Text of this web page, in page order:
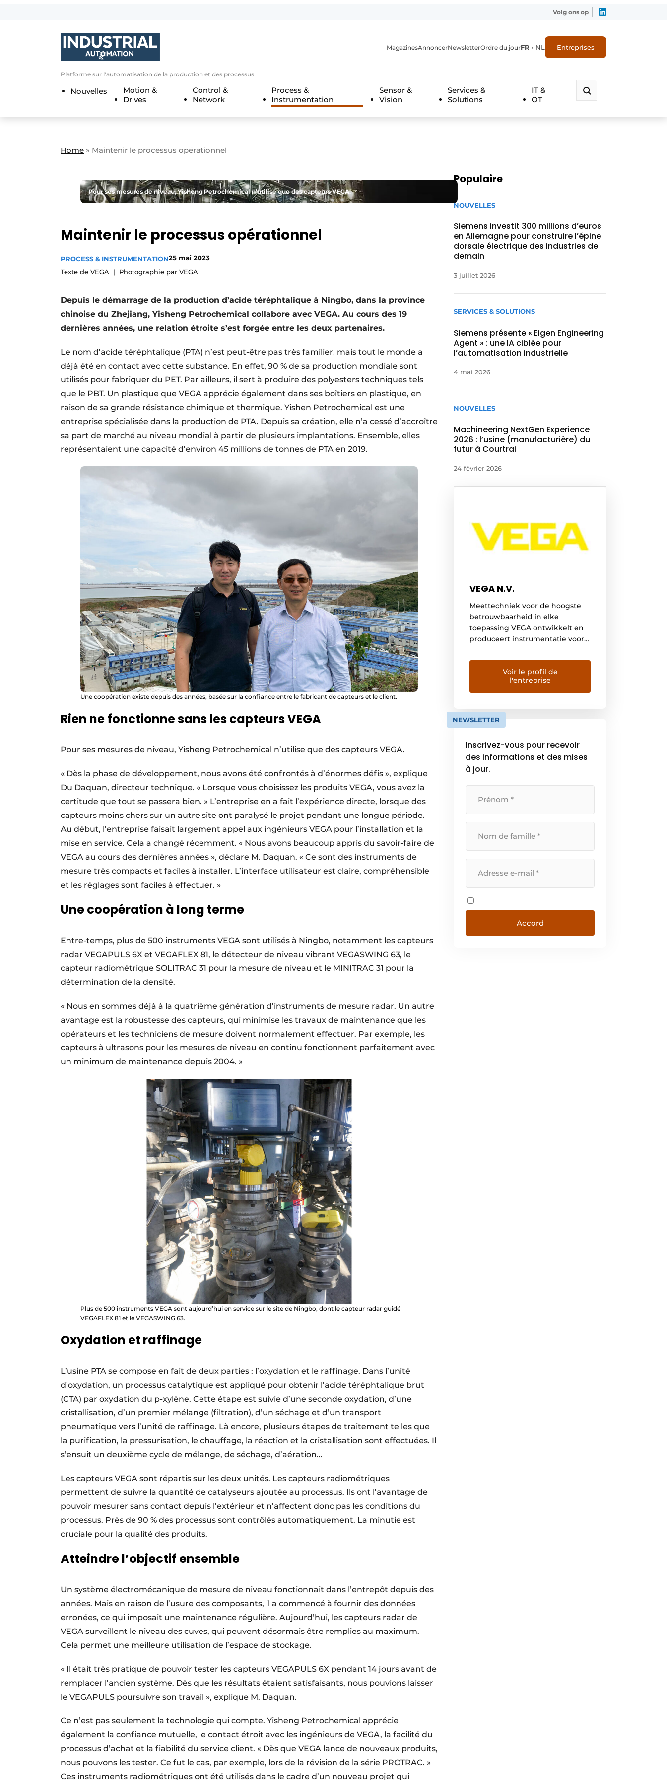
Contact
Eigen content aanleveren
Emploi
EntreprisesMerci de votre inscription
S’inscrire
Home
Meest gelezen
Podcasts
S’inscrire
Termes et conditions
Video’s
Volg ons op
Platforme sur l'automatisation de la production et des processus
MagazinesAnnoncerNewsletterOrdre du jourFR • NL Entreprises
Nouvelles
Motion &
Drives
Control &
Network
Process &
Instrumentation
Sensor &
Vision
Services &
Solutions
IT &
OT
Home » Maintenir le processus opérationnel
Pour ses mesures de niveau, Yisheng Petrochemical n’utilise que des capteurs VEGA.
Maintenir le processus opérationnel
PROCESS & INSTRUMENTATION25 mai 2023
Texte de VEGA
Photographie par VEGA
Depuis le démarrage de la production d’acide téréphtalique à Ningbo, dans la province
chinoise du Zhejiang, Yisheng Petrochemical collabore avec VEGA. Au cours des 19
dernières années, une relation étroite s’est forgée entre les deux partenaires.
Le nom d’acide téréphtalique (PTA) n’est peut-être pas très familier, mais tout le monde a
déjà été en contact avec cette substance. En effet, 90 % de sa production mondiale sont
utilisés pour fabriquer du PET. Par ailleurs, il sert à produire des polyesters techniques tels
que le PBT. Un plastique que VEGA apprécie également dans ses boîtiers en plastique, en
raison de sa grande résistance chimique et thermique. Yishen Petrochemical est une
entreprise spécialisée dans la production de PTA. Depuis sa création, elle n’a cessé d’accroître
sa part de marché au niveau mondial à partir de plusieurs implantations. Ensemble, elles
représentaient une capacité d’environ 45 millions de tonnes de PTA en 2019.
Une coopération existe depuis des années, basée sur la confiance entre le fabricant de capteurs et le client.
Rien ne fonctionne sans les capteurs VEGA
Pour ses mesures de niveau, Yisheng Petrochemical n’utilise que des capteurs VEGA.
« Dès la phase de développement, nous avons été confrontés à d’énormes défis », explique
Du Daquan, directeur technique. « Lorsque vous choisissez les produits VEGA, vous avez la
certitude que tout se passera bien. » L’entreprise en a fait l’expérience directe, lorsque des
capteurs moins chers sur un autre site ont paralysé le projet pendant une longue période.
Au début, l’entreprise faisait largement appel aux ingénieurs VEGA pour l’installation et la
mise en service. Cela a changé récemment. « Nous avons beaucoup appris du savoir-faire de
VEGA au cours des dernières années », déclare M. Daquan. « Ce sont des instruments de
mesure très compacts et faciles à installer. L’interface utilisateur est claire, compréhensible
et les réglages sont faciles à effectuer. »
Une coopération à long terme
Entre-temps, plus de 500 instruments VEGA sont utilisés à Ningbo, notamment les capteurs
radar VEGAPULS 6X et VEGAFLEX 81, le détecteur de niveau vibrant VEGASWING 63, le
capteur radiométrique SOLITRAC 31 pour la mesure de niveau et le MINITRAC 31 pour la
détermination de la densité.
« Nous en sommes déjà à la quatrième génération d’instruments de mesure radar. Un autre
avantage est la robustesse des capteurs, qui minimise les travaux de maintenance que les
opérateurs et les techniciens de mesure doivent normalement effectuer. Par exemple, les
capteurs à ultrasons pour les mesures de niveau en continu fonctionnent parfaitement avec
un minimum de maintenance depuis 2004. »
Plus de 500 instruments VEGA sont aujourd’hui en service sur le site de Ningbo, dont le capteur radar guidé
VEGAFLEX 81 et le VEGASWING 63.
Oxydation et raffinage
L’usine PTA se compose en fait de deux parties : l’oxydation et le raffinage. Dans l’unité
d’oxydation, un processus catalytique est appliqué pour obtenir l’acide téréphtalique brut
(CTA) par oxydation du p-xylène. Cette étape est suivie d’une seconde oxydation, d’une
cristallisation, d’un premier mélange (filtration), d’un séchage et d’un transport
pneumatique vers l’unité de raffinage. Là encore, plusieurs étapes de traitement telles que
la purification, la pressurisation, le chauffage, la réaction et la cristallisation sont effectuées. Il
s’ensuit un deuxième cycle de mélange, de séchage, d’aération…
Les capteurs VEGA sont répartis sur les deux unités. Les capteurs radiométriques
permettent de suivre la quantité de catalyseurs ajoutée au processus. Ils ont l’avantage de
pouvoir mesurer sans contact depuis l’extérieur et n’affectent donc pas les conditions du
processus. Près de 90 % des processus sont contrôlés automatiquement. La minutie est
cruciale pour la qualité des produits.
Atteindre l’objectif ensemble
Un système électromécanique de mesure de niveau fonctionnait dans l’entrepôt depuis des
années. Mais en raison de l’usure des composants, il a commencé à fournir des données
erronées, ce qui imposait une maintenance régulière. Aujourd’hui, les capteurs radar de
VEGA surveillent le niveau des cuves, qui peuvent désormais être remplies au maximum.
Cela permet une meilleure utilisation de l’espace de stockage.
« Il était très pratique de pouvoir tester les capteurs VEGAPULS 6X pendant 14 jours avant de
remplacer l’ancien système. Dès que les résultats étaient satisfaisants, nous pouvions laisser
le VEGAPULS poursuivre son travail », explique M. Daquan.
Ce n’est pas seulement la technologie qui compte. Yisheng Petrochemical apprécie
également la confiance mutuelle, le contact étroit avec les ingénieurs de VEGA, la facilité du
processus d’achat et la fiabilité du service client. « Dès que VEGA lance de nouveaux produits,
nous pouvons les tester. Ce fut le cas, par exemple, lors de la révision de la série PROTRAC. »
Ces instruments radiométriques ont été utilisés dans le cadre d’un nouveau projet qui
Populaire
NOUVELLES
Siemens investit 300 millions d’euros
en Allemagne pour construire l’épine
dorsale électrique des industries de
demain
3 juillet 2026
SERVICES & SOLUTIONS
Siemens présente « Eigen Engineering
Agent » : une IA ciblée pour
l’automatisation industrielle
4 mai 2026
NOUVELLES
Machineering NextGen Experience
2026 : l’usine (manufacturière) du
futur à Courtrai
24 février 2026
VEGA N.V.
Meettechniek voor de hoogste
betrouwbaarheid in elke
toepassing VEGA ontwikkelt en
produceert instrumentatie voor
druk en software voor het
aansluiten op
besturingssystemen. Productie
processen worden
daarom is het belangrijk dat de
meettechnieken die worden
om de processen te monitoren,
steeds eenvoudiger en
intuïtiever worden. Voor VEGA is
Voir le profil de
l'entreprise
NEWSLETTER
Inscrivez-vous pour recevoir
des informations et des mises
à jour.